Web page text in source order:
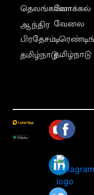
தெலங்கானா
ஆந்திர
பிரதேசம்
தமிழ்நாடு
லோக்கல்
வேலை
தமிழ்நாடு